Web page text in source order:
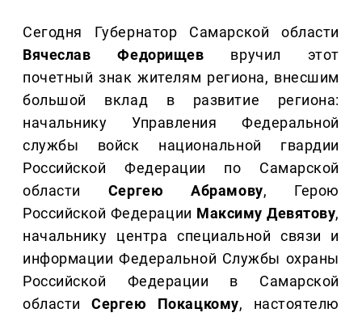
Сегодня Губернатор Самарской области
Вячеслав Федорищев вручил этот
почетный знак жителям региона, внесшим
большой вклад в развитие региона:
начальнику Управления Федеральной
службы войск национальной гвардии
Российской Федерации по Самарской
области Сергею Абрамову, Герою
Российской Федерации Максиму Девятову,
начальнику центра специальной связи и
информации Федеральной Службы охраны
Российской Федерации в Самарской
областиСергею Покацкому, настоятелю